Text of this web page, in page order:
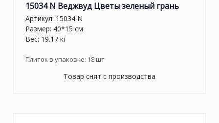
15034 N Веджвуд Цветы зеленый грань
Артикул: 15034 N
Размер: 40*15 см
Вес: 19.17 кг
Плиток в упаковке: 18шт
Товар снят с производства